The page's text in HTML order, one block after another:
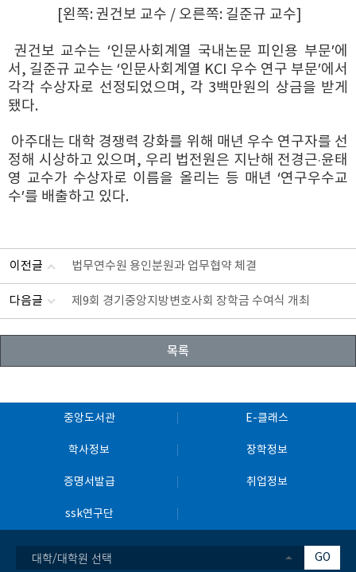
[왼쪽: 권건보 교수 / 오른쪽: 길준규 교수]
권건보 교수는 ‘인문사회계열 국내논문 피인용 부문’에
서, 길준규 교수는 ‘인문사회계열 KCI 우수 연구 부문’에서
각각 수상자로 선정되었으며, 각 3백만원의 상금을 받게
됐다.
아주대는 대학 경쟁력 강화를 위해 매년 우수 연구자를 선
정해 시상하고 있으며, 우리 법전원은 지난해 전경근‧윤태
영 교수가 수상자로 이름을 올리는 등 매년 ‘연구우수교
수’를 배출하고 있다.
이전글 법무연수원 용인분원과 업무협약 체결
다음글 제9회 경기중앙지방변호사회 장학금 수여식 개최
목록
중앙도서관 E-클래스
학사정보 장학정보
증명서발급 취업정보
ssk연구단
대학/대학원 선택 GO